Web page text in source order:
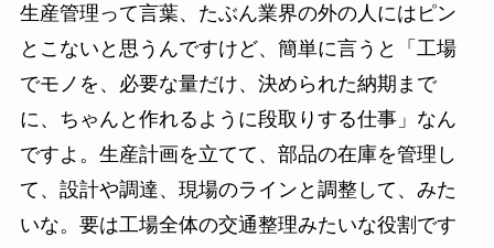
生産管理って言葉、たぶん業界の外の人にはピン
とこないと思うんですけど、簡単に言うと「工場
でモノを、必要な量だけ、決められた納期まで
に、ちゃんと作れるように段取りする仕事」なん
ですよ。生産計画を立てて、部品の在庫を管理し
て、設計や調達、現場のラインと調整して、みた
いな。要は工場全体の交通整理みたいな役割です